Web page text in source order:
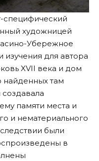
специфический
художницей
Убережное
изучения для автора
XVII века и дом
найденных там
памяти места и
и нематериального
были
в